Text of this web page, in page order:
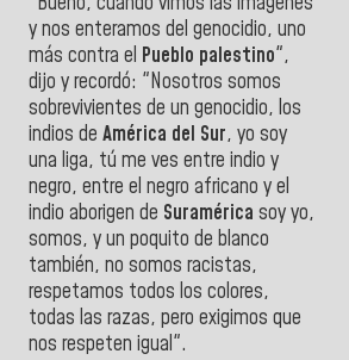
y nos enteramos del genocidio, uno
más contra el Pueblo palestino",
dijo y recordó: "Nosotros somos
sobrevivientes de un genocidio, los
indios de América del Sur, yo soy
una liga, tú me ves entre indio y
negro, entre el negro africano y el
indio aborigen de Suramérica soy yo,
somos, y un poquito de blanco
también, no somos racistas,
respetamos todos los colores,
todas las razas, pero exigimos que
nos respeten igual".